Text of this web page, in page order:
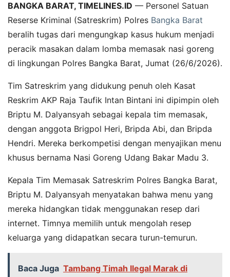
BANGKA BARAT, TIMELINES.ID — Personel Satuan
Reserse Kriminal (Satreskrim) Polres Bangka Barat
beralih tugas dari mengungkap kasus hukum menjadi
peracik masakan dalam lomba memasak nasi goreng
di lingkungan Polres Bangka Barat, Jumat (26/6/2026).
Tim Satreskrim yang didukung penuh oleh Kasat
Reskrim AKP Raja Taufik Intan Bintani ini dipimpin oleh
Briptu M. Dalyansyah sebagai kepala tim memasak,
dengan anggota Brigpol Heri, Bripda Abi, dan Bripda
Hendri. Mereka berkompetisi dengan menyajikan menu
khusus bernama Nasi Goreng Udang Bakar Madu 3.
Kepala Tim Memasak Satreskrim Polres Bangka Barat,
Briptu M. Dalyansyah menyatakan bahwa menu yang
mereka hidangkan tidak menggunakan resep dari
internet. Timnya memilih untuk mengolah resep
keluarga yang didapatkan secara turun-temurun.
Baca Juga Tambang Timah Ilegal Marak di